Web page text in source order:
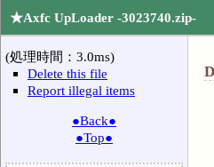
★Axfc UpLoader -3023740.zip-
(処理時間：3.0ms)
Delete this file
Report illegal items
●Back●
●Top●